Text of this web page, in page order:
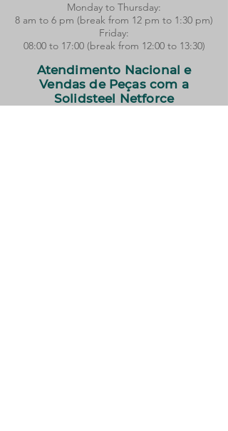
Monday to Thursday:
8 am to 6 pm (break from 12 pm to 1:30 pm)​
Friday:
08:00 to 17:00 (break from 12:00 to 13:30)
Atendimento Nacional e
Vendas de Peças com a
Solidsteel Netforce